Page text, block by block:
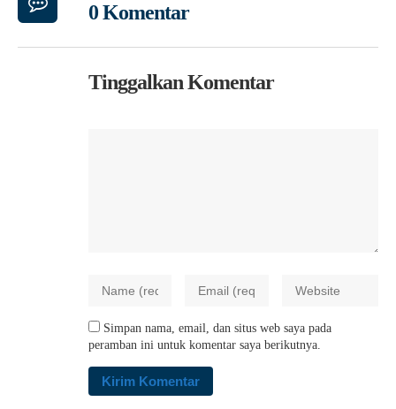
0 Komentar
Tinggalkan Komentar
Simpan nama, email, dan situs web saya pada
peramban ini untuk komentar saya berikutnya.